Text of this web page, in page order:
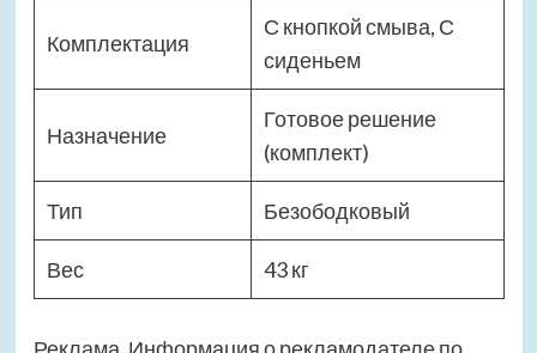
Комплектация
С кнопкой смыва, С
сиденьем
Назначение
Готовое решение
(комплект)
Тип Безободковый
Вес 43 кг